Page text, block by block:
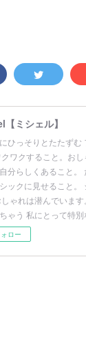
ミシェル】
ひっそりとたたずむ
ワクすること。お
分らしくあること。
ックに見せること。
しゃれは潜んでいま
ゃう 私にとって特別
ロー